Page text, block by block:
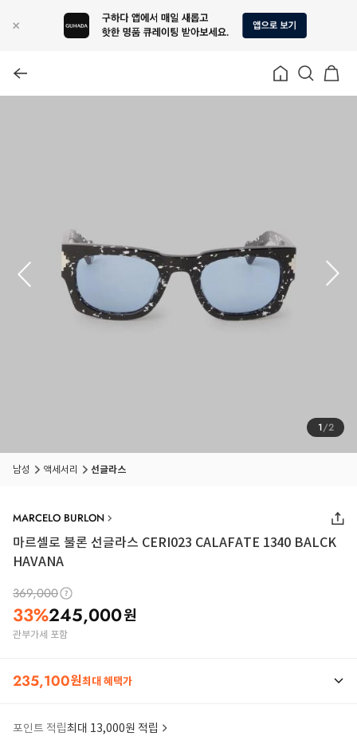
1/2
남성 액세서리 선글라스
MARCELO BURLON
마르셀로 불론 선글라스 CERI023 CALAFATE 1340 BALCK
HAVANA
369,000
33%245,000원
관부가세 포함
235,100원최대 혜택가
포인트 적립최대 13,000원 적립